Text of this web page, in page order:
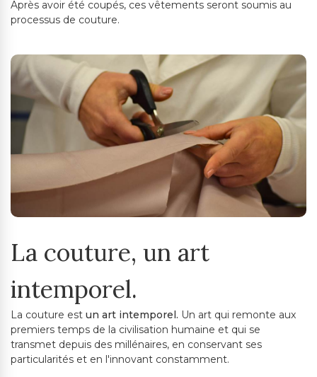
Après avoir été coupés, ces vêtements seront soumis au
processus de couture.
La couture, un art
intemporel.
La couture est un art intemporel. Un art qui remonte aux
premiers temps de la civilisation humaine et qui se
transmet depuis des millénaires, en conservant ses
particularités et en l'innovant constamment.